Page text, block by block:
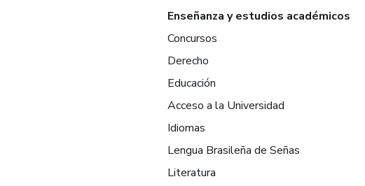
Enseñanza y estudios académicos
Concursos
Derecho
Educación
Acceso a la Universidad
Idiomas
Lengua Brasileña de Señas
Literatura